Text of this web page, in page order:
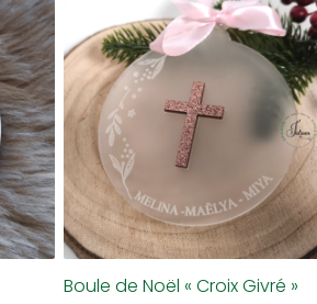
Boule de Noël « Croix Givré »